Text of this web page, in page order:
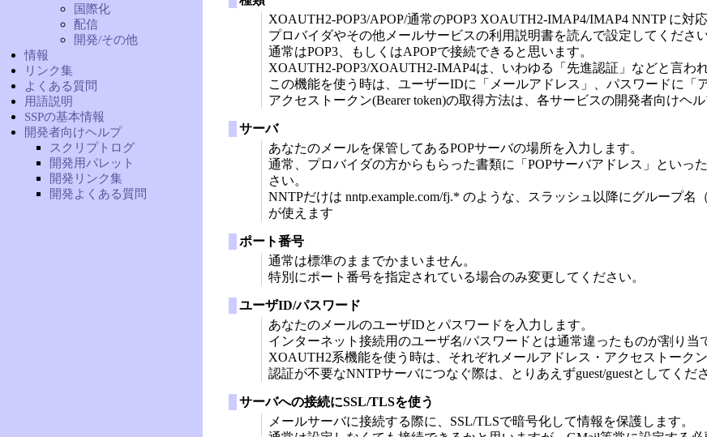
国際化
配信
開発/その他
情報
リンク集
よくある質問
用語説明
SSPの基本情報
開発者向けヘルプ
スクリプトログ
開発用パレット
開発リンク集
開発よくある質問
XOAUTH2-POP3/APOP/通常のPOP3 XOAUTH2-IMAP4/IMAP4 NNTP に対
プロバイダやその他メールサービスの利用説明書を読んで設定してください
通常はPOP3、もしくはAPOPで接続できると思います。
XOAUTH2-POP3/XOAUTH2-IMAP4は、いわゆる「先進認証」などと言わ
この機能を使う時は、ユーザーIDに「メールアドレス」、パスワードに「
アクセストークン(Bearer token)の取得方法は、各サービスの開発者向けヘ
サーバ
あなたのメールを保管してあるPOPサーバの場所を入力します。
通常、プロバイダの方からもらった書類に「POPサーバアドレス」とい
さい。
NNTPだけは nntp.example.com/fj.* のような、スラッシュ以降にグループ
が使えます
ポート番号
通常は標準のままでかまいません。
特別にポート番号を指定されている場合のみ変更してください。
ユーザID/パスワード
あなたのメールのユーザIDとパスワードを入力します。
インターネット接続用のユーザ名/パスワードとは通常違ったものが割り当
XOAUTH2系機能を使う時は、それぞれメールアドレス・アクセストーク
認証が不要なNNTPサーバにつなぐ際は、とりあえずguest/guestとしてくださ
サーバへの接続にSSL/TLSを使う
メールサーバに接続する際に、SSL/TLSで暗号化して情報を保護します。